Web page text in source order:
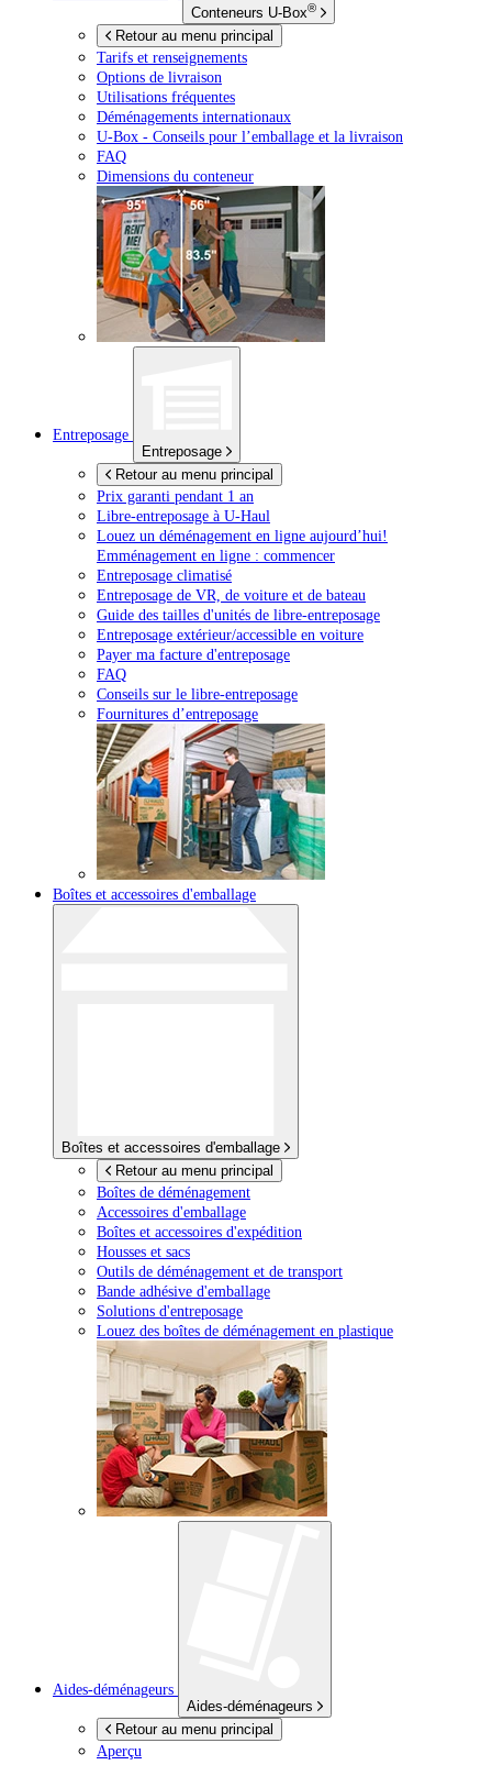
Conteneurs U-Box®
Retour au menu principal
Tarifs et renseignements
Options de livraison
Utilisations fréquentes
Déménagements internationaux
U-Box - Conseils pour l’emballage et la livraison
FAQ
Dimensions du conteneur
Entreposage
Entreposage
Retour au menu principal
Prix garanti pendant 1 an
Libre-entreposage à U-Haul
Louez un déménagement en ligne aujourd’hui!
Emménagement en ligne : commencer
Entreposage climatisé
Entreposage de VR, de voiture et de bateau
Guide des tailles d'unités de libre-entreposage
Entreposage extérieur/accessible en voiture
Payer ma facture d'entreposage
FAQ
Conseils sur le libre-entreposage
Fournitures d’entreposage
Boîtes et accessoires d'emballage
Boîtes et accessoires d'emballage
Retour au menu principal
Boîtes de déménagement
Accessoires d'emballage
Boîtes et accessoires d'expédition
Housses et sacs
Outils de déménagement et de transport
Bande adhésive d'emballage
Solutions d'entreposage
Louez des boîtes de déménagement en plastique
Aides-déménageurs
Aides-déménageurs
Retour au menu principal
Aperçu